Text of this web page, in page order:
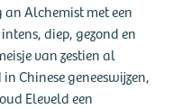
Alchemist met een
diep, gezond en
van zestien al
Chinese geneeswijzen,
Eleveld een